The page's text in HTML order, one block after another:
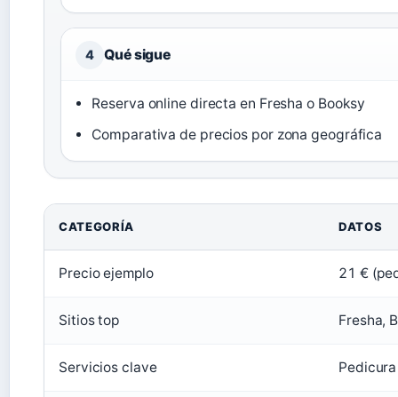
4 Qué sigue
Reserva online directa en Fresha o Booksy
Comparativa de precios por zona geográfica
CATEGORÍA DATOS
Precio ejemplo 21 €
Sitios top Fresha,
Servicios clave